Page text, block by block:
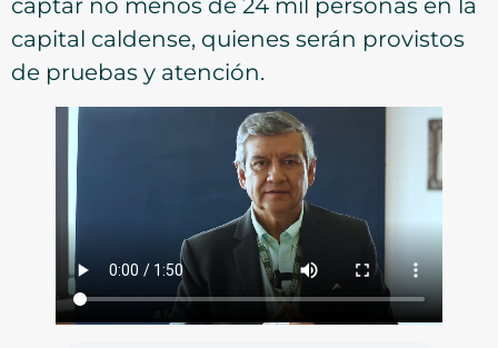
capital caldense, quienes serán provistos
de pruebas y atención.